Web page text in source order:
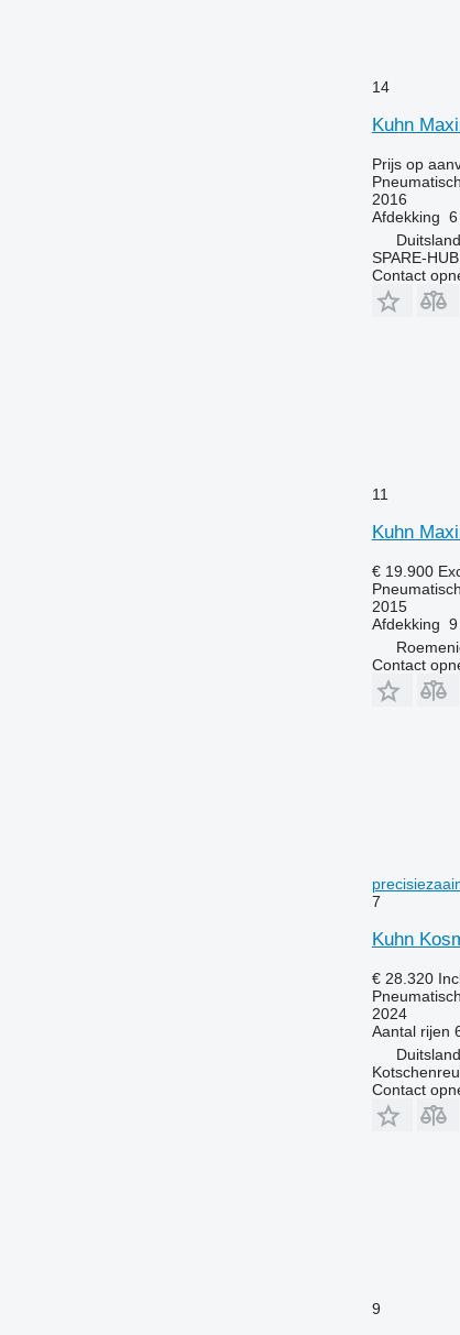
14
Kuhn
Prijs op
2016
Afdekking
SPARE-
Contact
11
Kuhn
€ 19.900
2015
Afdekking
Contact
7
Kuhn
€ 28.320
2024
Aantal rijen
Contact
9